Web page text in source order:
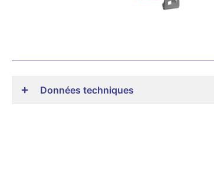
Données techniques